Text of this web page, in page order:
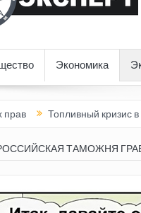
Экономика
кризис в России
ТАМОЖНЯ